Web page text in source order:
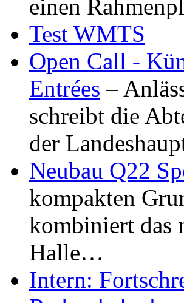
einen
Test WMTS
Open Call -
Entrées –
schreibt die
der
Neubau Q22
kompakten
kombiniert das
Halle…
Intern: